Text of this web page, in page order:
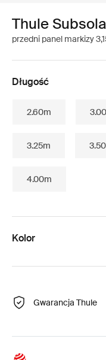
Thule
przedni panel markizy
Długość
2.60m
3.25m
4.00m
Kolor
Gwarancja Thule